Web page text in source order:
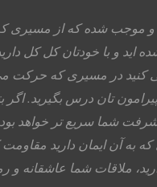
شده که از مسیری که
و با خودتان کل کل
در مسیری که حرکت
تان درس بگیرید. اگر
شما سریع تر خواهد
که به آن ایمان دارید
ملاقات شما عاشقانه